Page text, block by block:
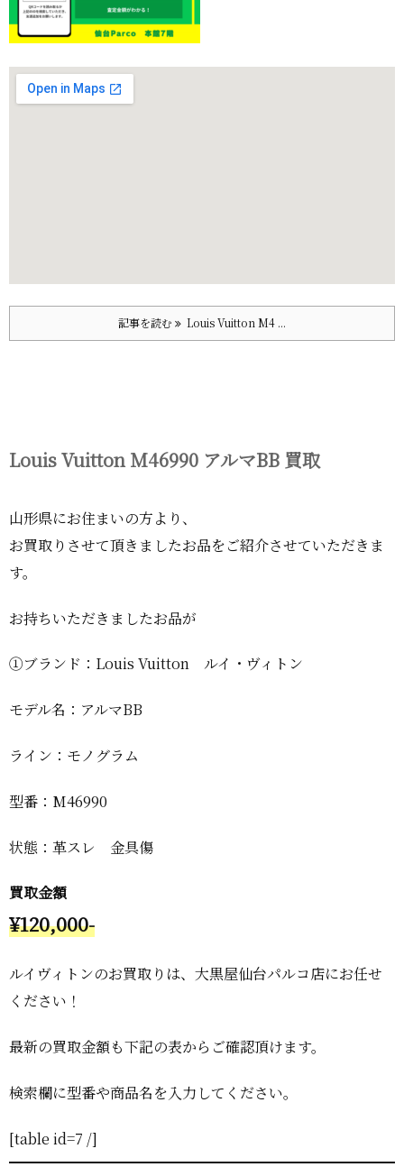
記事を読む Louis Vuitton M4 ...
Louis Vuitton M46990 アルマBB 買取
山形県にお住まいの方より、
お買取りさせて頂きましたお品をご紹介させていただきま
す。
お持ちいただきましたお品が
①ブランド：Louis Vuitton ルイ・ヴィトン
モデル名：アルマBB
ライン：モノグラム
型番：M46990
状態：革スレ 金具傷
買取金額
¥120,000-
ルイヴィトンのお買取りは、大黒屋仙台パルコ店にお任せ
ください！
最新の買取金額も下記の表からご確認頂けます。
検索欄に型番や商品名を入力してください。
[table id=7 /]